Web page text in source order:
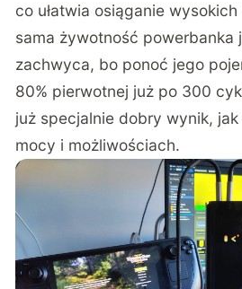
co ułatwia osiąganie
sama żywotność powerbanka
zachwyca, bo ponoć jego
80% pierwotnej już po 300
już specjalnie dobry wynik,
mocy i możliwościach.